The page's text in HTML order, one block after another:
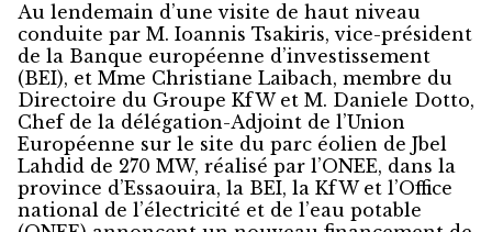
Au lendemain d’une visite de haut niveau
conduite par M. Ioannis Tsakiris, vice-président
de la Banque européenne d’investissement
(BEI), et Mme Christiane Laibach, membre du
Directoire du Groupe KfW et M. Daniele Dotto,
Chef de la délégation-Adjoint de l’Union
Européenne sur le site du parc éolien de Jbel
Lahdid de 270 MW, réalisé par l’ONEE, dans la
province d’Essaouira, la BEI, la KfW et l’Office
national de l’électricité et de l’eau potable